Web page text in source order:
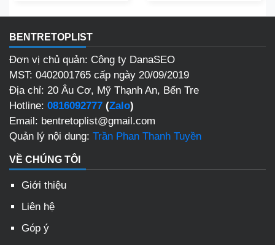
BENTRETOPLIST
Đơn vị chủ quản: Công ty DanaSEO
MST: 0402001765 cấp ngày 20/09/2019
Địa chỉ: 20 Âu Cơ, Mỹ Thạnh An, Bến Tre
Hotline: 0816092777 (Zalo)
Email: bentretoplist@gmail.com
Quản lý nội dung: Trần Phan Thanh Tuyền
VỀ CHÚNG TÔI
Giới thiệu
Liên hệ
Góp ý